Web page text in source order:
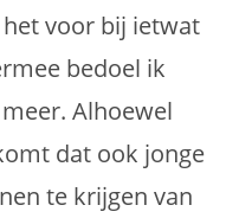
voor bij ietwat
bedoel ik
Alhoewel
dat ook jonge
te krijgen van